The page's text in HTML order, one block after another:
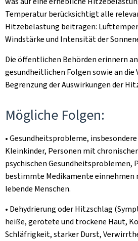
Temperatur berücksichtigt alle
Hitzebelastung beitragen:
Windstärke und Intensität der
Die öffentlichen Behörden erinnern
gesundheitlichen Folgen sowie an
Begrenzung der Auswirkungen der
Mögliche Folgen:
• Gesundheitsprobleme,
Kleinkinder, Personen mit
psychischen Gesundheitsproblemen,
bestimmte Medikamente einnehmen
lebende Menschen.
• Dehydrierung oder Hitzschlag
heiße, gerötete und trockene Haut,
Schläfrigkeit, starker Durst,